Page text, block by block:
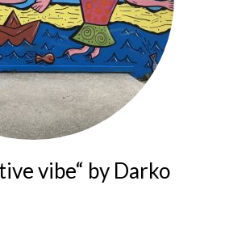
vibe“ by Darko